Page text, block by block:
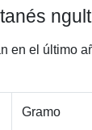
en el último
Gramo